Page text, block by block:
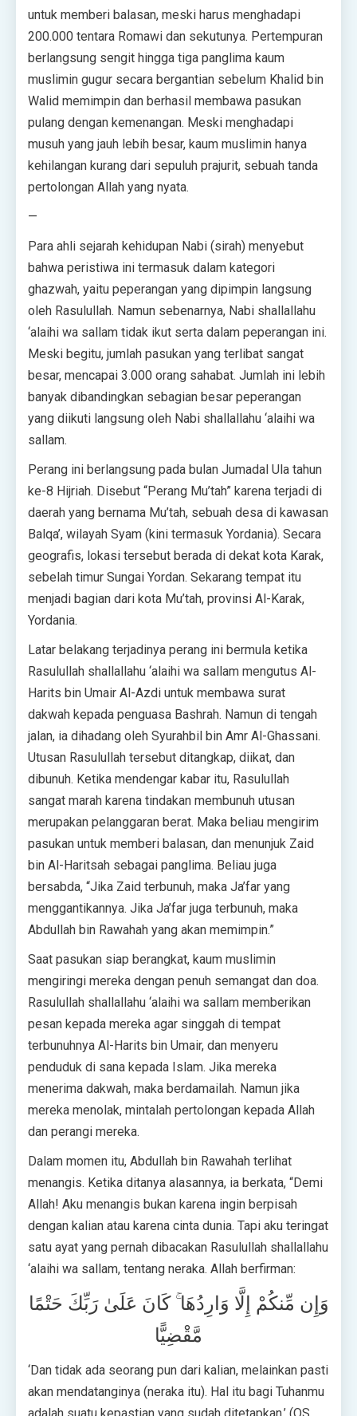
untuk memberi balasan, meski harus menghadapi
200.000 tentara Romawi dan sekutunya. Pertempuran
berlangsung sengit hingga tiga panglima kaum
muslimin gugur secara bergantian sebelum Khalid bin
Walid memimpin dan berhasil membawa pasukan
pulang dengan kemenangan. Meski menghadapi
musuh yang jauh lebih besar, kaum muslimin hanya
kehilangan kurang dari sepuluh prajurit, sebuah tanda
pertolongan Allah yang nyata.
—
Para ahli sejarah kehidupan Nabi (sirah) menyebut
bahwa peristiwa ini termasuk dalam kategori
ghazwah, yaitu peperangan yang dipimpin langsung
oleh Rasulullah. Namun sebenarnya, Nabi shallallahu
‘alaihi wa sallam tidak ikut serta dalam peperangan ini.
Meski begitu, jumlah pasukan yang terlibat sangat
besar, mencapai 3.000 orang sahabat. Jumlah ini lebih
banyak dibandingkan sebagian besar peperangan
yang diikuti langsung oleh Nabi shallallahu ‘alaihi wa
sallam.
Perang ini berlangsung pada bulan Jumadal Ula tahun
ke-8 Hijriah. Disebut “Perang Mu’tah” karena terjadi di
daerah yang bernama Mu’tah, sebuah desa di kawasan
Balqa’, wilayah Syam (kini termasuk Yordania). Secara
geografis, lokasi tersebut berada di dekat kota Karak,
sebelah timur Sungai Yordan. Sekarang tempat itu
menjadi bagian dari kota Mu’tah, provinsi Al-Karak,
Yordania.
Latar belakang terjadinya perang ini bermula ketika
Rasulullah shallallahu ‘alaihi wa sallam mengutus Al-
Harits bin Umair Al-Azdi untuk membawa surat
dakwah kepada penguasa Bashrah. Namun di tengah
jalan, ia dihadang oleh Syurahbil bin Amr Al-Ghassani.
Utusan Rasulullah tersebut ditangkap, diikat, dan
dibunuh. Ketika mendengar kabar itu, Rasulullah
sangat marah karena tindakan membunuh utusan
merupakan pelanggaran berat. Maka beliau mengirim
pasukan untuk memberi balasan, dan menunjuk Zaid
bin Al-Haritsah sebagai panglima. Beliau juga
bersabda, “Jika Zaid terbunuh, maka Ja’far yang
menggantikannya. Jika Ja’far juga terbunuh, maka
Abdullah bin Rawahah yang akan memimpin.”
Saat pasukan siap berangkat, kaum muslimin
mengiringi mereka dengan penuh semangat dan doa.
Rasulullah shallallahu ‘alaihi wa sallam memberikan
pesan kepada mereka agar singgah di tempat
terbunuhnya Al-Harits bin Umair, dan menyeru
penduduk di sana kepada Islam. Jika mereka
menerima dakwah, maka berdamailah. Namun jika
mereka menolak, mintalah pertolongan kepada Allah
dan perangi mereka.
Dalam momen itu, Abdullah bin Rawahah terlihat
menangis. Ketika ditanya alasannya, ia berkata, “Demi
Allah! Aku menangis bukan karena ingin berpisah
dengan kalian atau karena cinta dunia. Tapi aku teringat
satu ayat yang pernah dibacakan Rasulullah shallallahu
‘alaihi wa sallam, tentang neraka. Allah berfirman:
وَإِن مِّنكُمْ إِلَّا وَارِدُهَا ۚ كَانَ عَلَىٰ رَبِّكَ حَتْمًا
مَّقْضِيًّا
‘Dan tidak ada seorang pun dari kalian, melainkan pasti
akan mendatanginya (neraka itu). Hal itu bagi Tuhanmu